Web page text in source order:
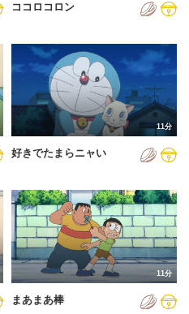
ココロコロン
11分
好きでたまらニャい
11分
まあまあ棒